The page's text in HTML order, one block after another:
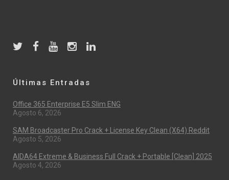
Últimas Entradas
Office 365 Enterprise E5 Slim ENG
Agosto 6, 2026
SAM Broadcaster Pro Crack + License Key Clean (x64) Reddit
Agosto 5, 2026
AIDA64 Extreme & Business Full Crack + Portable [Clean] 2025
Agosto 4, 2026